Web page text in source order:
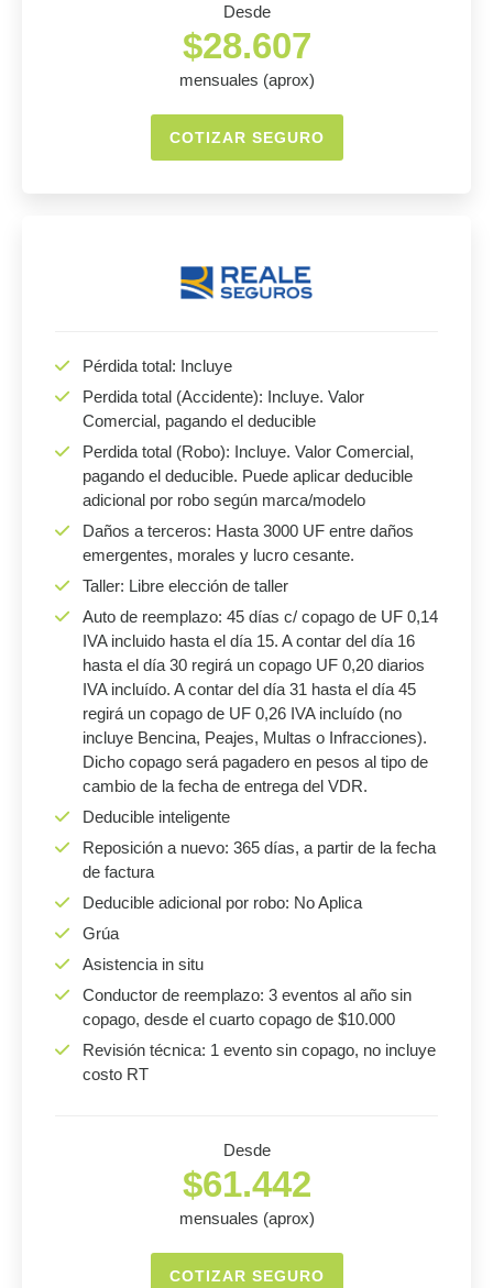
Desde
$28.607
mensuales (aprox)
COTIZAR SEGURO
Pérdida total: Incluye
Perdida total (Accidente): Incluye. Valor
Comercial, pagando el deducible
Perdida total (Robo): Incluye. Valor Comercial,
pagando el deducible. Puede aplicar deducible
adicional por robo según marca/modelo
Daños a terceros: Hasta 3000 UF entre daños
emergentes, morales y lucro cesante.
Taller: Libre elección de taller
Auto de reemplazo: 45 días c/ copago de UF 0,14
IVA incluido hasta el día 15. A contar del día 16
hasta el día 30 regirá un copago UF 0,20 diarios
IVA incluído. A contar del día 31 hasta el día 45
regirá un copago de UF 0,26 IVA incluído (no
incluye Bencina, Peajes, Multas o Infracciones).
Dicho copago será pagadero en pesos al tipo de
cambio de la fecha de entrega del VDR.
Deducible inteligente
Reposición a nuevo: 365 días, a partir de la fecha
de factura
Deducible adicional por robo: No Aplica
Grúa
Asistencia in situ
Conductor de reemplazo: 3 eventos al año sin
copago, desde el cuarto copago de $10.000
Revisión técnica: 1 evento sin copago, no incluye
costo RT
Desde
$61.442
mensuales (aprox)
COTIZAR SEGURO